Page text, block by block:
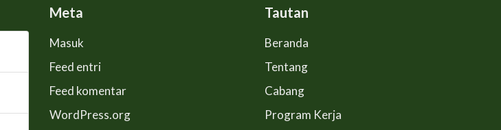
Meta
Masuk
Feed entri
Feed komentar
WordPress.org
Tautan
Beranda
Tentang
Cabang
Program Kerja